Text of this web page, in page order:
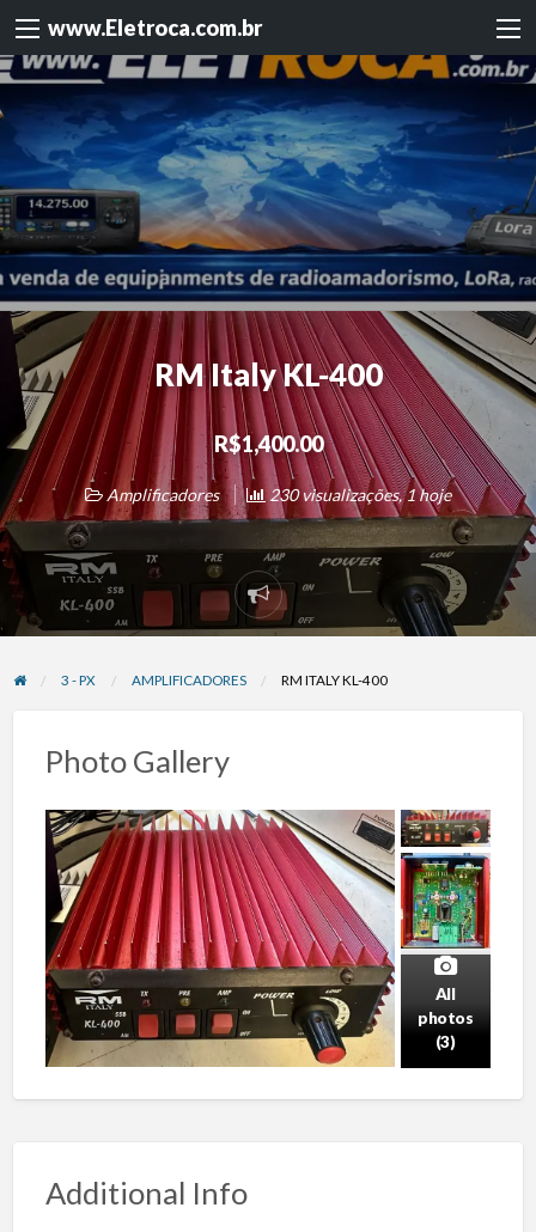
www.Eletroca.com.br
RM Italy KL-400
R$1,400.00
Amplificadores 230 visualizações, 1 hoje
Reportar
problema
3 - PX AMPLIFICADORES RM ITALY KL-400
Photo Gallery
All
photos
(3)
Additional Info